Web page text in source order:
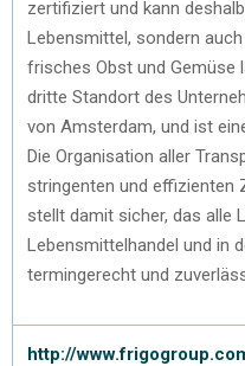
zertifiziert und kann
Lebensmittel, sondern
frisches Obst und Gemüse
dritte Standort des
von Amsterdam, und ist
Die Organisation aller
stringenten und effizienten
stellt damit sicher, das alle
Lebensmittelhandel und in
termingerecht und
http://